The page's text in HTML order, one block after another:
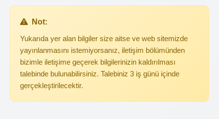
Not:
Yukarıda yer alan bilgiler size aitse ve web sitemizde
yayınlanmasını istemiyorsanız, iletişim bölümünden
bizimle iletişime geçerek bilgilerinizin kaldırılması
talebinde bulunabilirsiniz. Talebiniz 3 iş günü içinde
gerçekleştirilecektir.